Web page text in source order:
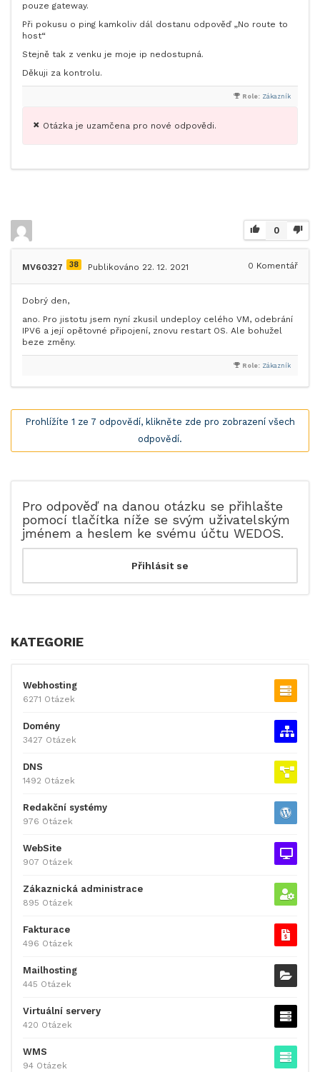
pouze gateway.
Při pokusu o ping kamkoliv dál dostanu odpověď „No route to
host“
Stejně tak z venku je moje ip nedostupná.
Děkuji za kontrolu.
Role: Zákazník
Otázka je uzamčena pro nové odpovědi.
0
MV60327 38 Publikováno 22. 12. 2021 0 Komentář
Dobrý den,
ano. Pro jistotu jsem nyní zkusil undeploy celého VM, odebrání
IPV6 a její opětovné připojení, znovu restart OS. Ale bohužel
beze změny.
Role: Zákazník
Prohlížíte 1 ze 7 odpovědí, klikněte zde pro zobrazení všech
odpovědí.
Pro odpověď na danou otázku se přihlašte
pomocí tlačítka níže se svým uživatelským
jménem a heslem ke svému účtu WEDOS.
KATEGORIE
Webhosting
6271 Otázek
Domény
3427 Otázek
DNS
1492 Otázek
Redakční systémy
976 Otázek
WebSite
907 Otázek
Zákaznická administrace
895 Otázek
Fakturace
496 Otázek
Mailhosting
445 Otázek
Virtuální servery
420 Otázek
WMS
94 Otázek